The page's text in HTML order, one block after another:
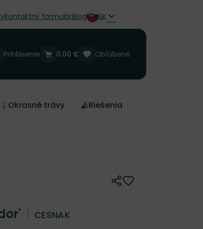
Kontaktný formulárBlog SK
Prihlásenie Obľúbené
0.00 €
Okrasné trávy
Riešenia
ZdieľaťOdober do
CESNAK